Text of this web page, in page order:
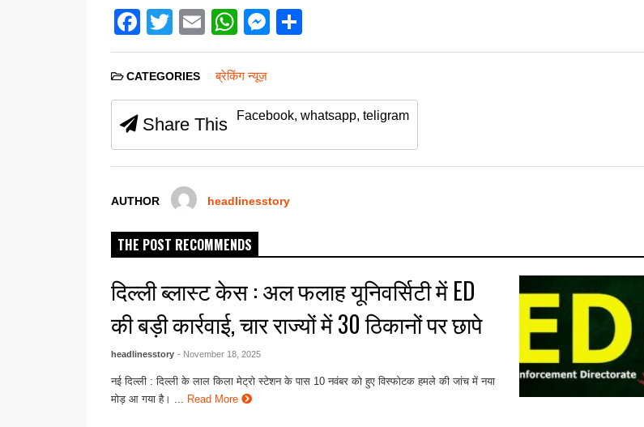
F
a
c
e
b
o
k
T
wi
tt
er
E
m
ail
W
h
at
s
A
p
M
e
e
n
g
h
e
CATEGORIES ब्रेकिंग न्यूज़
Share This Facebook, whatsapp, teligram
AUTHOR headlinesstory
THE POST RECOMMENDS
दिल्ली ब्लास्ट केस : अल फलाह यूनिवर्सिटी में ED
की बड़ी कार्रवाई, चार राज्यों में 30 ठिकानों पर छापे
headlinesstory - November 18, 2025
नई दिल्ली : दिल्ली के लाल किला मेट्रो स्टेशन के पास 10 नवंबर को हुए विस्फोटक हमले की जांच में नया
मोड़ आ गया है। ... Read More